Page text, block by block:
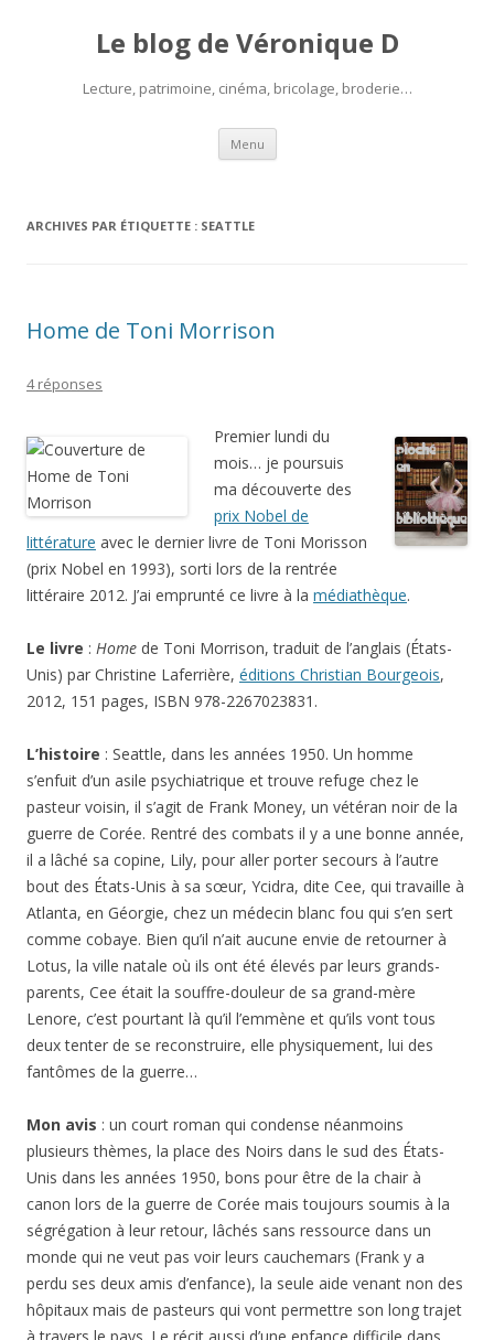
Le blog de Véronique D
Lecture, patrimoine, cinéma, bricolage, broderie…
Menu Aller
contenu
ARCHIVES PAR ÉTIQUETTE : SEATTLE
Home de Toni Morrison
4 réponses
Premier lundi du
mois… je poursuis
ma découverte des
prix Nobel de
littérature avec le dernier livre de Toni Morisson
(prix Nobel en 1993), sorti lors de la rentrée
littéraire 2012. J’ai emprunté ce livre à la médiathèque.
Le livre : Home de Toni Morrison, traduit de l’anglais (États-
Unis) par Christine Laferrière, éditions Christian Bourgeois,
2012, 151 pages, ISBN 978-2267023831.
L’histoire : Seattle, dans les années 1950. Un homme
s’enfuit d’un asile psychiatrique et trouve refuge chez le
pasteur voisin, il s’agit de Frank Money, un vétéran noir de la
guerre de Corée. Rentré des combats il y a une bonne année,
il a lâché sa copine, Lily, pour aller porter secours à l’autre
bout des États-Unis à sa sœur, Ycidra, dite Cee, qui travaille à
Atlanta, en Géorgie, chez un médecin blanc fou qui s’en sert
comme cobaye. Bien qu’il n’ait aucune envie de retourner à
Lotus, la ville natale où ils ont été élevés par leurs grands-
parents, Cee était la souffre-douleur de sa grand-mère
Lenore, c’est pourtant là qu’il l’emmène et qu’ils vont tous
deux tenter de se reconstruire, elle physiquement, lui des
fantômes de la guerre…
Mon avis : un court roman qui condense néanmoins
plusieurs thèmes, la place des Noirs dans le sud des États-
Unis dans les années 1950, bons pour être de la chair à
canon lors de la guerre de Corée mais toujours soumis à la
ségrégation à leur retour, lâchés sans ressource dans un
monde qui ne veut pas voir leurs cauchemars (Frank y a
perdu ses deux amis d’enfance), la seule aide venant non des
hôpitaux mais de pasteurs qui vont permettre son long trajet